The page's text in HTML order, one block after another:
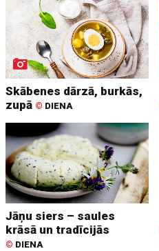
Skābenes dārzā, burkās,
zupā © DIENA
Jāņu siers – saules
krāsā un tradīcijās
© DIENA